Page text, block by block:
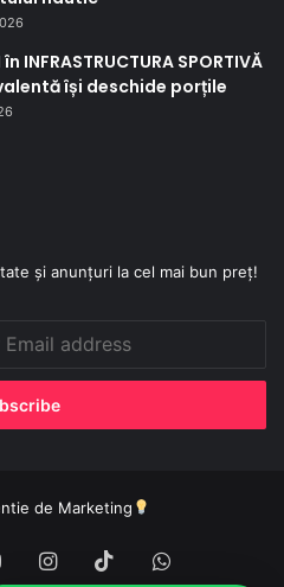
în INFRASTRUCTURA SPORTIVĂ
își deschide porțile
și anunțuri la cel mai bun preț!
de Marketing
YouTubeInstagram
TikTokWhatsApp